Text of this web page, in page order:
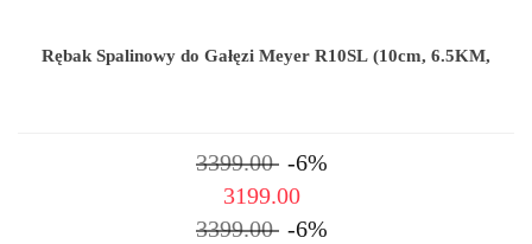
Rębak Spalinowy do Gałęzi Meyer R10SL (10cm, 6.5KM,
3399.00 -6%
3199.00
3399.00 -6%